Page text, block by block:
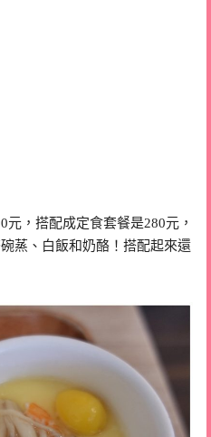
，搭配成定食套餐是280元，
蒸、白飯和奶酪！搭配起來還